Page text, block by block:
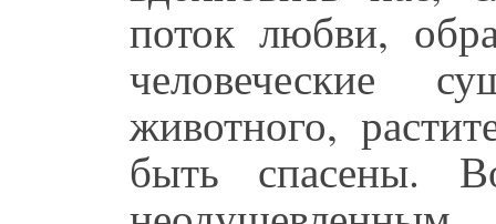
поток любви,
человеческие
животного,
быть спасены.